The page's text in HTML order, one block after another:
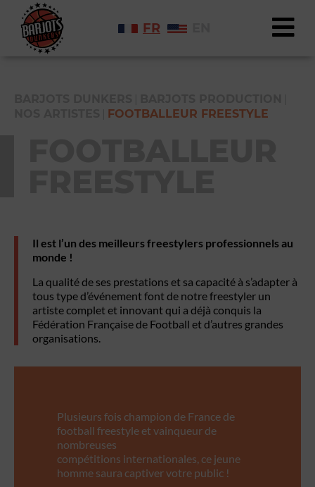
FR
FOOTBALLEUR FREESTYLE
Il est l’un des meilleurs freestylers professionnels au
monde !
La qualité de ses prestations et sa capacité à s’adapter à
tous type d’événement font de notre freestyler un
artiste complet et innovant qui a déjà conquis la
Fédération Française de Football et d’autres grandes
organisations.
Plusieurs fois champion de France de
football freestyle et vainqueur de
nombreuses
compétitions internationales, ce jeune
homme saura captiver votre public !